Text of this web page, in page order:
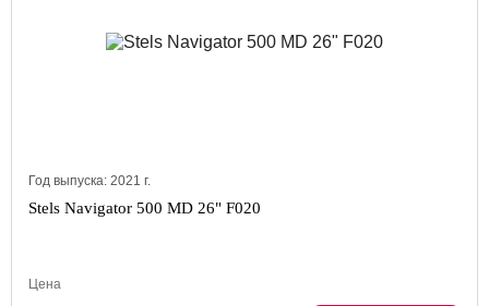
Год выпуска: 2021 г.
Stels Navigator 500 MD 26" F020
Цена